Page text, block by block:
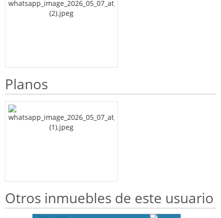
Planos
Otros inmuebles de este usuario